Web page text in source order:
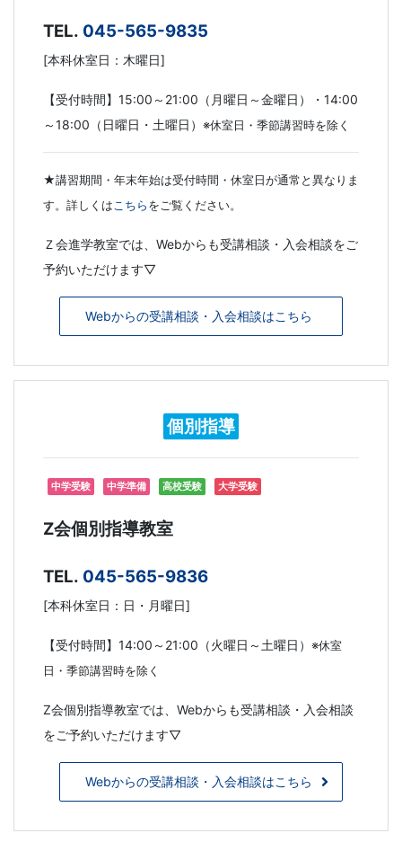
TEL. 045-565-9835
[本科休室日：木曜日]
【受付時間】15:00～21:00（月曜日～金曜日）・14:00
～18:00（日曜日・土曜日） ※休室日・季節講習時を除く
★講習期間・年末年始は受付時間・休室日が通常と異なりま
す。詳しくは こちらをご覧ください。
Ｚ会進学教室では、Webからも受講相談・入会相談をご
予約いただけます▽
Webからの受講相談・入会相談はこちら
個別指導
中学受験 中学準備 高校受験 大学受験
Z会個別指導教室
TEL. 045-565-9836
[本科休室日：日・月曜日]
【受付時間】14:00～21:00（火曜日～土曜日） ※休室
日・季節講習時を除く
Z会個別指導教室では、Webからも受講相談・入会相談
をご予約いただけます▽
Webからの受講相談・入会相談はこちら